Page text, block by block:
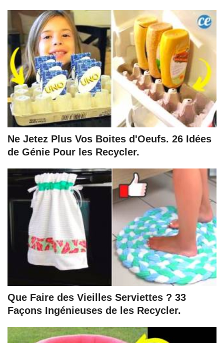
Ne Jetez Plus Vos Boites d'Oeufs. 26 Idées
de Génie Pour les Recycler.
Que Faire des Vieilles Serviettes ? 33
Façons Ingénieuses de les Recycler.